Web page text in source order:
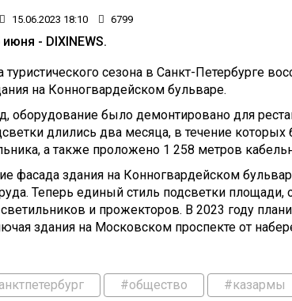
15.06.2023 18:10 6799
- DIXINEWS.
туристического сезона в Санкт-Петербурге
на Конногвардейском бульваре.
оборудование было демонтировано для
длились два месяца, в течение
а также проложено 1 258 метров
фасада здания на Конногвардейском
Теперь единый стиль подсветки
и прожекторов. В 2023 году
здания на Московском проспекте от
#общество #казармы